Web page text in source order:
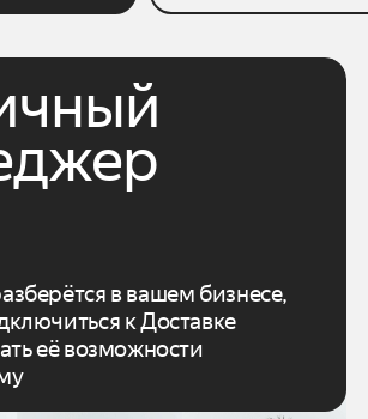
в вашем бизнесе,
к Доставке
её возможности